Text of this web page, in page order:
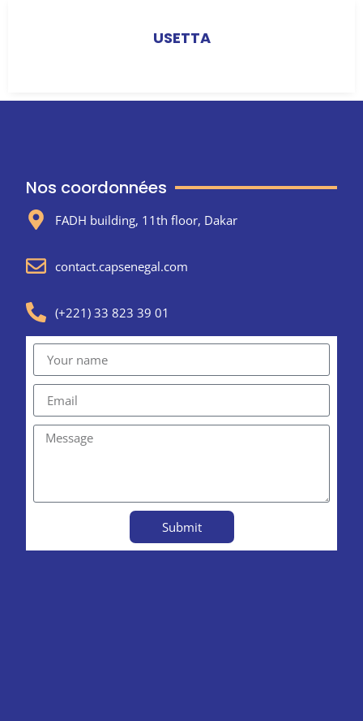
USETTA
Nos coordonnées
FADH building, 11th floor, Dakar
contact.capsenegal.com
(+221) 33 823 39 01
Submit